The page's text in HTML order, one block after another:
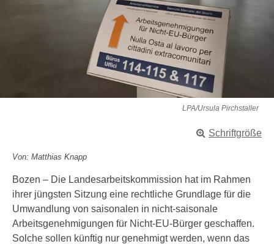
LPA/Ursula Pirchstaller
Schriftgröße
Von: Matthias Knapp
Bozen – Die Landesarbeitskommission hat im Rahmen
ihrer jüngsten Sitzung eine rechtliche Grundlage für die
Umwandlung von saisonalen in nicht-saisonale
Arbeitsgenehmigungen für Nicht-EU-Bürger geschaffen.
Solche sollen künftig nur genehmigt werden, wenn das